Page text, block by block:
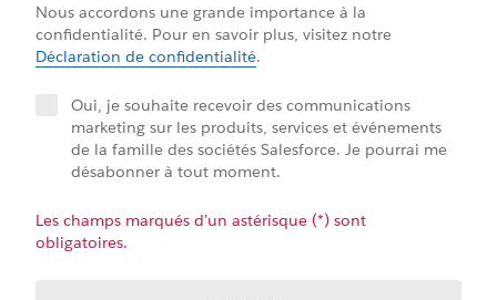
Nous accordons une grande importance à la
confidentialité. Pour en savoir plus, visitez notre
Déclaration de confidentialité.
Oui, je souhaite recevoir des communications
marketing sur les produits, services et événements
de la famille des sociétés Salesforce. Je pourrai me
désabonner à tout moment.
Les champs marqués d’un astérisque (*) sont
obligatoires.